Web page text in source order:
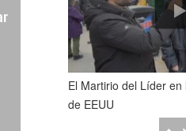
El Martirio del Líder
de EEUU